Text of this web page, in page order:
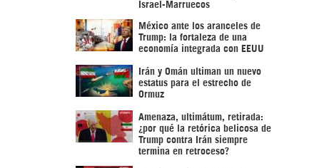
Israel-Marruecos
México ante los aranceles de
Trump: la fortaleza de una
economía integrada con EEUU
Irán y Omán ultiman un nuevo
estatus para el estrecho de
Ormuz
Amenaza, ultimátum, retirada:
¿por qué la retórica belicosa de
Trump contra Irán siempre
termina en retroceso?